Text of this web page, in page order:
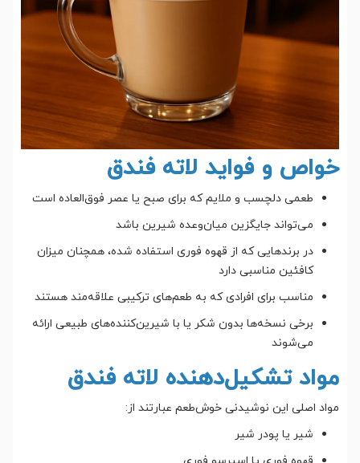
خواص و فواید لاته فندق
طعمی دلچسب و ملایم که برای صبح یا عصر فوق‌العاده است
می‌تواند جایگزین میان‌وعده شیرین باشد
در برندهایی که از قهوه فوری استفاده شده، همچنان میزان
کافئین مناسبی دارد
مناسب برای افرادی که به طعم‌های ترکیبی علاقه‌مند هستند
برخی نسخه‌ها بدون شکر یا با شیرین‌کننده‌های طبیعی ارائه
می‌شوند
مواد تشکیل‌دهنده لاته فندق
مواد اصلی این نوشیدنی خوش‌طعم عبارتند از:
شیر یا پودر شیر